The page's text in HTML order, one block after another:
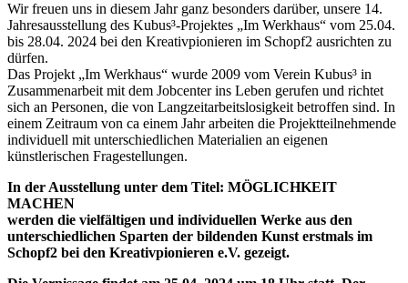
Wir freuen uns in diesem Jahr ganz besonders darüber, unsere 14.
Jahresausstellung des Kubus³-Projektes „Im Werkhaus“ vom 25.04.
bis 28.04. 2024 bei den Kreativpionieren im Schopf2 ausrichten zu
dürfen.
Das Projekt „Im Werkhaus“ wurde 2009 vom Verein Kubus³ in
Zusammenarbeit mit dem Jobcenter ins Leben gerufen und richtet
sich an Personen, die von Langzeitarbeitslosigkeit betroffen sind. In
einem Zeitraum von ca einem Jahr arbeiten die Projektteilnehmende
individuell mit unterschiedlichen Materialien an eigenen
künstlerischen Fragestellungen.
In der Ausstellung unter dem Titel: MÖGLICHKEIT
MACHEN
werden die vielfältigen und individuellen Werke aus den
unterschiedlichen Sparten der bildenden Kunst erstmals im
Schopf2 bei den Kreativpionieren e.V. gezeigt.